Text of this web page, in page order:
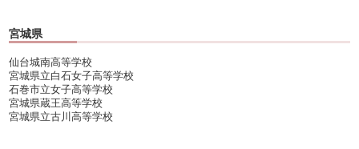
宮城県
仙台城南高等学校
宮城県立白石女子高等学校
石巻市立女子高等学校
宮城県蔵王高等学校
宮城県立古川高等学校